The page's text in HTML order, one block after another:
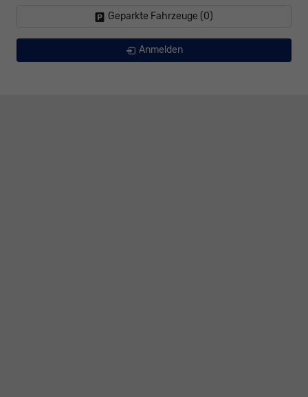
Geparkte Fahrzeuge (0)
Anmelden